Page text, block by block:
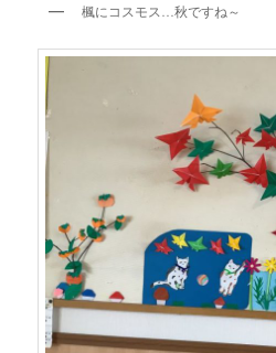
楓にコスモス…秋ですね～